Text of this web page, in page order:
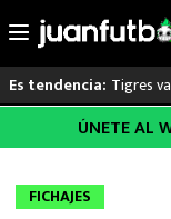
al
Es tendencia: Tigres
LO ÚLTIMO
LIGA MX
ÚNETE AL
FICHAJES